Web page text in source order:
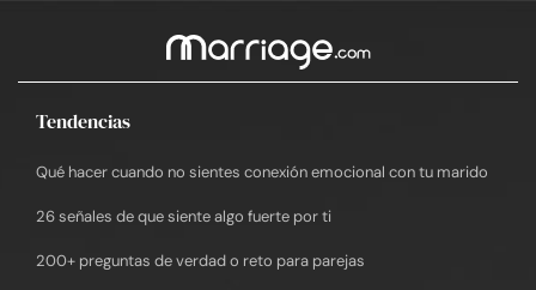
Tendencias
Qué hacer cuando no sientes conexión emocional con tu marido
26 señales de que siente algo fuerte por ti
200+ preguntas de verdad o reto para parejas